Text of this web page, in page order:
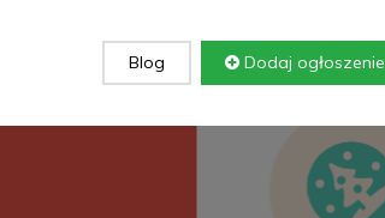
Blog Dodaj ogłoszenie